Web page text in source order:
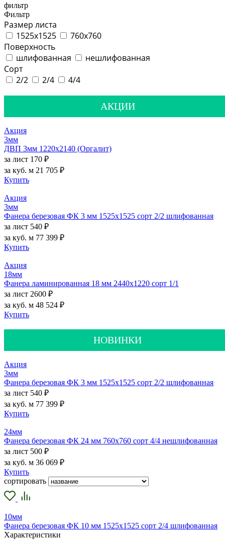
фильтр
Фильтр
Размер листа
1525х1525
760х760
Поверхность
шлифованная
нешлифованная
Сорт
2/2
2/4 4/4
АКЦИИ
Акция
3мм
ДВП 3мм 1220х2140 (Оргалит)
за лист 170 ₽
за куб. м 21 705 ₽
Купить
Акция
3мм
Фанера березовая ФК 3 мм 1525х1525 сорт 2/2 шлифованная
за лист 540 ₽
за куб. м 77 399 ₽
Купить
Акция
18мм
Фанера ламинированная 18 мм 2440х1220 сорт 1/1
за лист 2600 ₽
за куб. м 48 524 ₽
Купить
НОВИНКИ
Акция
3мм
Фанера березовая ФК 3 мм 1525х1525 сорт 2/2 шлифованная
за лист 540 ₽
за куб. м 77 399 ₽
Купить
24мм
Фанера березовая ФК 24 мм 760х760 сорт 4/4 нешлифованная
за лист 500 ₽
за куб. м 36 069 ₽
Купить
сортировать
10мм
Фанера березовая ФК 10 мм 1525х1525 сорт 2/4 шлифованная
Характеристики